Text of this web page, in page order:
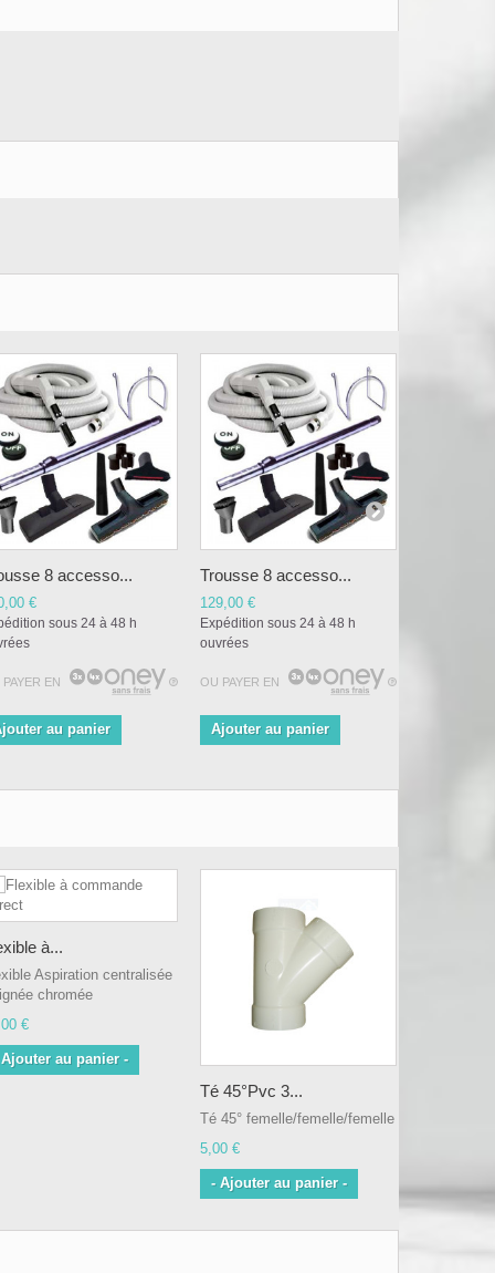
8 accesso...
€
sous 24 à 48 h
EN
au panier
Trousse 8 accesso...
129,00 €
Expédition sous 24 à 48 h
ouvrées
OU PAYER EN
Ajouter au panier
à...
Aspiration centralisée
chromée
€
au panier -
Té 45°Pvc 3...
Té 45° femelle/femelle/femelle
5,00 €
- Ajouter au panier -